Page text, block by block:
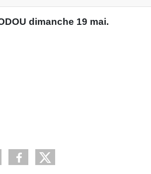
dimanche 19 mai.